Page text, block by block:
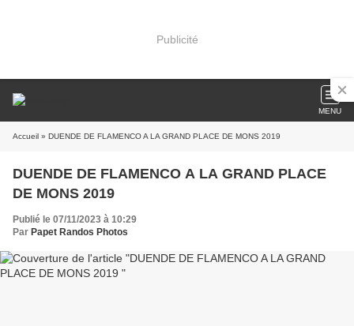
Publicité
MENU
Accueil » DUENDE DE FLAMENCO A LA GRAND PLACE DE MONS 2019
DUENDE DE FLAMENCO A LA GRAND PLACE
DE MONS 2019
Publié le 07/11/2023 à 10:29
Par Papet Randos Photos